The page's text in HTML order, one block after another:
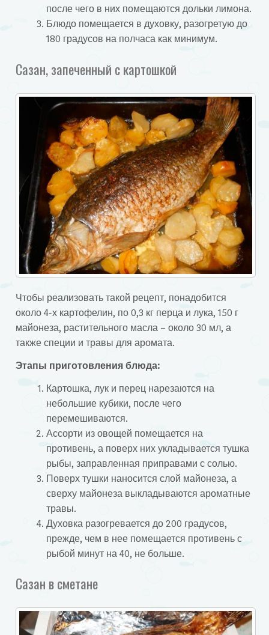
после чего в них помещаются дольки лимона.
Блюдо помещается в духовку, разогретую до
180 градусов на полчаса как минимум.
Сазан, запеченный с картошкой
Чтобы реализовать такой рецепт, понадобится
около 4-х картофелин, по 0,3 кг перца и лука, 150 г
майонеза, растительного масла – около 30 мл, а
также специи и травы для аромата.
Этапы приготовления блюда:
Картошка, лук и перец нарезаются на
небольшие кубики, после чего
перемешиваются.
Ассорти из овощей помещается на
противень, а поверх них укладывается тушка
рыбы, заправленная приправами с солью.
Поверх тушки наносится слой майонеза, а
сверху майонеза выкладываются ароматные
травы.
Духовка разогревается до 200 градусов,
прежде, чем в нее помещается противень с
рыбой минут на 40, не больше.
Сазан в сметане